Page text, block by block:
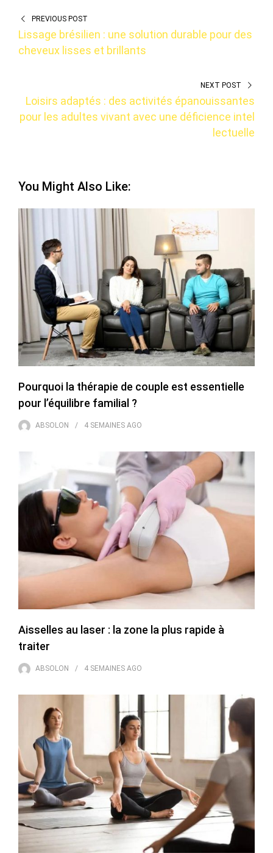
PREVIOUS POST
Lissage brésilien : une solution durable pour des
cheveux lisses et brillants
NEXT POST
Loisirs adaptés : des activités épanouissantes
pour les adultes vivant avec une déficience intel
lectuelle
You Might Also Like:
Pourquoi la thérapie de couple est essentielle
pour l’équilibre familial ?
ABSOLON 4 SEMAINES AGO
Aisselles au laser : la zone la plus rapide à
traiter
ABSOLON 4 SEMAINES AGO